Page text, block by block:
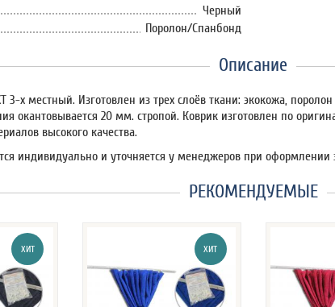
Черный
Поролон/Спанбонд
Описание
3-х местный. Изготовлен из трех слоёв ткани: экокожа,
окантовывается 20 мм. стропой. Коврик изготовлен по
высокого качества.
индивидуально и уточняется у менеджеров при оформлении
РЕКОМЕНДУЕМЫЕ
ХИТ ХИТ